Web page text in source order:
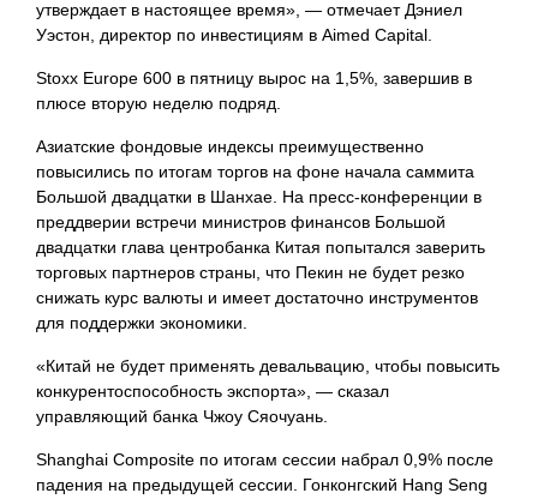
утверждает в настоящее время», — отмечает Дэниел
Уэстон, директор по инвестициям в Aimed Capital.
Stoxx Europe 600 в пятницу вырос на 1,5%, завершив в
плюсе вторую неделю подряд.
Азиатские фондовые индексы преимущественно
повысились по итогам торгов на фоне начала саммита
Большой двадцатки в Шанхае. На пресс-конференции в
преддверии встречи министров финансов Большой
двадцатки глава центробанка Китая попытался заверить
торговых партнеров страны, что Пекин не будет резко
снижать курс валюты и имеет достаточно инструментов
для поддержки экономики.
«Китай не будет применять девальвацию, чтобы повысить
конкурентоспособность экспорта», — сказал
управляющий банка Чжоу Сяочуань.
Shanghai Composite по итогам сессии набрал 0,9% после
падения на предыдущей сессии. Гонконгский Hang Seng